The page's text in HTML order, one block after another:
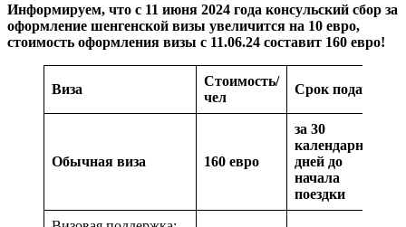
Информируем, что с 11 июня 2024 года консульский сбор за
оформление шенгенской визы увеличится на 10 евро,
стоимость оформления визы с 11.06.24 составит 160 евро!
Виза
Стоимость/
чел
Срок подачи
Обычная виза 160 евро
за 30
календарных
дней до
начала
поездки